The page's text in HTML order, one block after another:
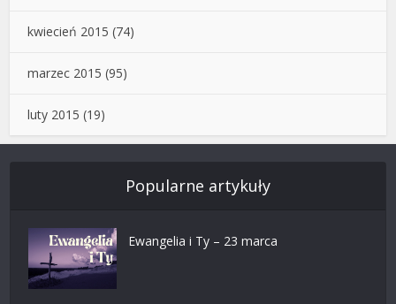
kwiecień 2015 (74)
marzec 2015 (95)
luty 2015 (19)
Popularne artykuły
Ewangelia i Ty – 23 marca